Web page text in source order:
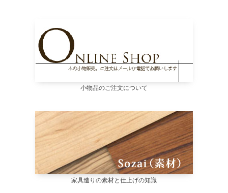
小物品のご注文について
家具造りの素材と仕上げの知識